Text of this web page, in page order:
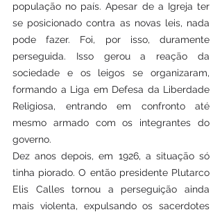
população no país. Apesar de a Igreja ter
se posicionado contra as novas leis, nada
pode fazer. Foi, por isso, duramente
perseguida. Isso gerou a reação da
sociedade e os leigos se organizaram,
formando a Liga em Defesa da Liberdade
Religiosa, entrando em confronto até
mesmo armado com os integrantes do
governo.
Dez anos depois, em 1926, a situação só
tinha piorado. O então presidente Plutarco
Elis Calles tornou a perseguição ainda
mais violenta, expulsando os sacerdotes